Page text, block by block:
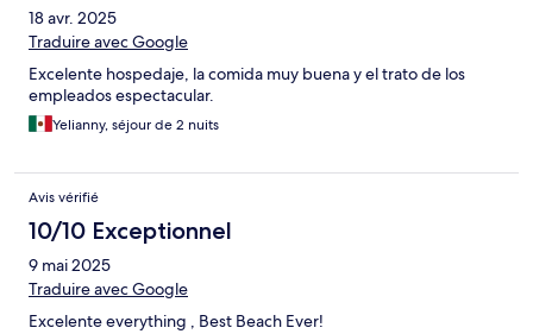
18 avr. 2025
Traduire avec Google
Excelente hospedaje, la comida muy buena y el trato de los
empleados espectacular.
Yelianny, séjour de 2 nuits
Avis vérifié
10/10 Exceptionnel
9 mai 2025
Traduire avec Google
Excelente everything , Best Beach Ever!